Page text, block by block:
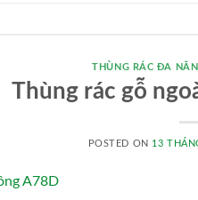
THÙNG RÁC ĐA
Thùng rác gỗ
POSTED ON 13